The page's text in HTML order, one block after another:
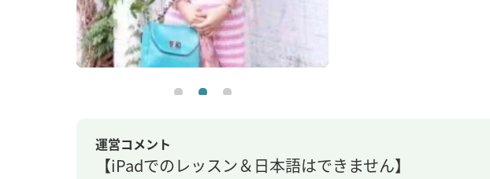
運営コメント
【iPadでのレッスン＆日本語はできません】